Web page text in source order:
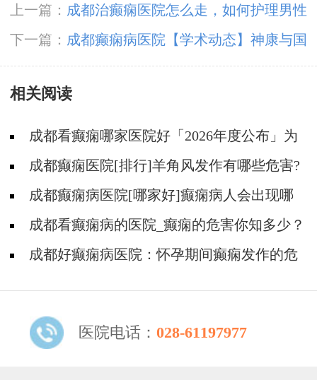
上一篇： 成都治癫痫医院怎么走，如何护理男性
癫痫患者？
下一篇： 成都癫痫病医院【学术动态】神康与国
际接轨，我院专家研究报告第三次荣登国际医学
杂志
相关阅读
成都看癫痫哪家医院好「2026年度公布」为
什么有癫痫的病人容易猝死?
成都癫痫医院[排行]羊角风发作有哪些危害?
成都癫痫病医院[哪家好]癫痫病人会出现哪
些异常?
成都看癫痫病的医院_癫痫的危害你知多少？
成都好癫痫病医院：怀孕期间癫痫发作的危
医院电话： 028-61197977